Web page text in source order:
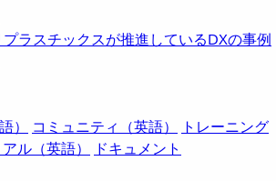
ラスチックスが推進しているDXの事例
）
コミュニティ（英語）
トレーニング
ル（英語）
ドキュメント